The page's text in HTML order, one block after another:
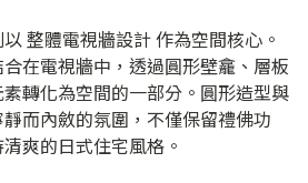
整體電視牆設計 作為空間核心。
在電視牆中，透過圓形壁龕、層板
轉化為空間的一部分。圓形造型與
而內斂的氛圍，不僅保留禮佛功
爽的日式住宅風格。